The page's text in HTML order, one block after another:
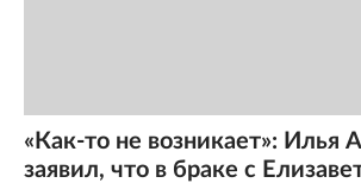
«Как-то не возникает»: Илья
заявил, что в браке с